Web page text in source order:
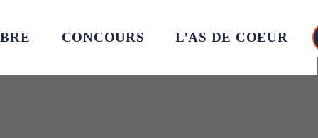
CONCOURS L’AS DE COEUR